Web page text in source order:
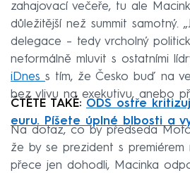
zahajovací večeře, tu ale
důležitější než summit samotný.
delegace – tedy vrcholný
neformálně mluvit s ostatními
iDnes s tím, že Česko buď na
bez vlivu na exekutivu, anebo
ČTĚTE TAKÉ: ODS ostře
euru. Píšete úplné blbosti a
Na dotaz, co by předseda
že by se prezident s premiérem
přece jen dohodli, Macinka